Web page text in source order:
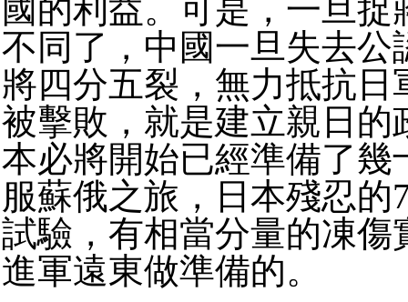
國的利益。 可是，一旦捉
不同了，中國一旦失去公
將四分五裂，無力抵抗日
被擊敗，就是建立親日的
本必將開始已經準備了幾
服蘇俄之旅，日本殘忍的
試驗，有相當分量的凍傷
進軍遠東做準備的。